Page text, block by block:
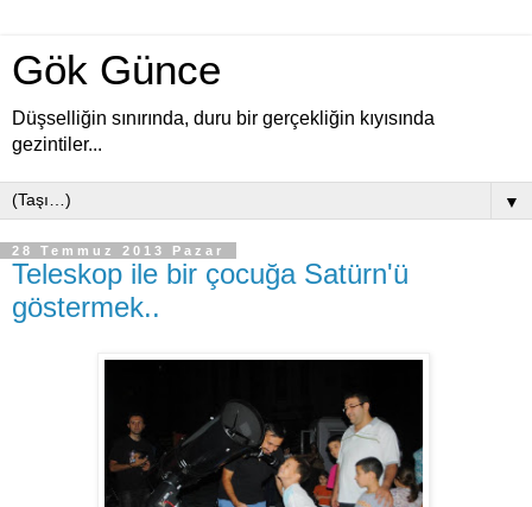
Gök Günce
Düşselliğin sınırında, duru bir gerçekliğin kıyısında
gezintiler...
▼
28 Temmuz 2013 Pazar
Teleskop ile bir çocuğa Satürn'ü
göstermek..